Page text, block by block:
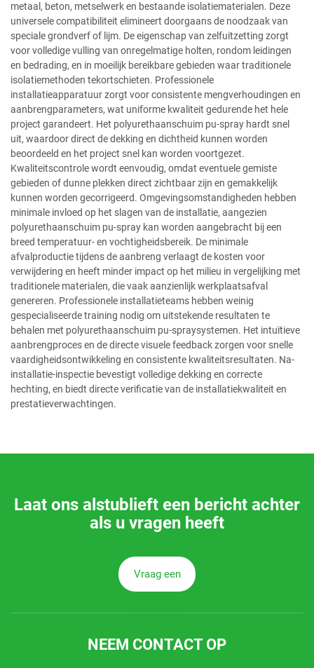
metaal, beton, metselwerk en bestaande isolatiematerialen. Deze
universele compatibiliteit elimineert doorgaans de noodzaak van
speciale grondverf of lijm. De eigenschap van zelfuitzetting zorgt
voor volledige vulling van onregelmatige holten, rondom leidingen
en bedrading, en in moeilijk bereikbare gebieden waar traditionele
isolatiemethoden tekortschieten. Professionele
installatieapparatuur zorgt voor consistente mengverhoudingen en
aanbrengparameters, wat uniforme kwaliteit gedurende het hele
project garandeert. Het polyurethaanschuim pu-spray hardt snel
uit, waardoor direct de dekking en dichtheid kunnen worden
beoordeeld en het project snel kan worden voortgezet.
Kwaliteitscontrole wordt eenvoudig, omdat eventuele gemiste
gebieden of dunne plekken direct zichtbaar zijn en gemakkelijk
kunnen worden gecorrigeerd. Omgevingsomstandigheden hebben
minimale invloed op het slagen van de installatie, aangezien
polyurethaanschuim pu-spray kan worden aangebracht bij een
breed temperatuur- en vochtigheidsbereik. De minimale
afvalproductie tijdens de aanbreng verlaagt de kosten voor
verwijdering en heeft minder impact op het milieu in vergelijking met
traditionele materialen, die vaak aanzienlijk werkplaatsafval
genereren. Professionele installatieteams hebben weinig
gespecialiseerde training nodig om uitstekende resultaten te
behalen met polyurethaanschuim pu-spraysystemen. Het intuïtieve
aanbrengproces en de directe visuele feedback zorgen voor snelle
vaardigheidsontwikkeling en consistente kwaliteitsresultaten. Na-
installatie-inspectie bevestigt volledige dekking en correcte
hechting, en biedt directe verificatie van de installatiekwaliteit en
prestatieverwachtingen.
Laat ons alstublieft een bericht achter
als u vragen heeft
Vraag een
NEEM CONTACT OP